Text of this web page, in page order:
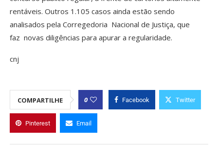
rentáveis. Outros 1.105 casos ainda estão sendo
analisados pela Corregedoria Nacional de Justiça, que
faz novas diligências para apurar a regularidade.
cnj
COMPARTILHE 0 Facebook Twitter
Pinterest Email